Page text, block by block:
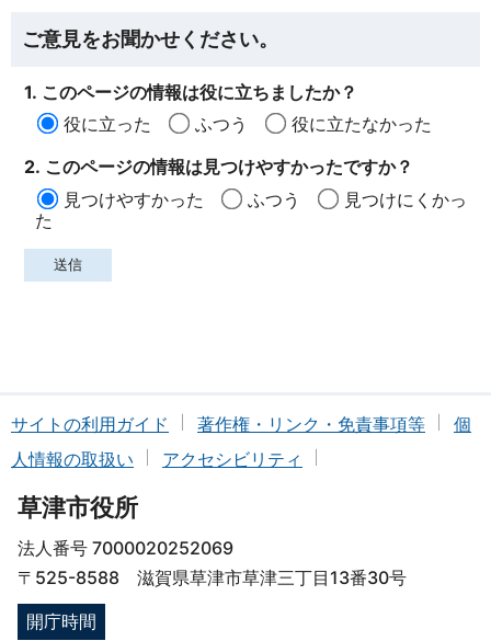
ご意見をお聞かせください。
1. このページの情報は役に立ちましたか？
役に立った
ふつう
役に立たなかった
2. このページの情報は見つけやすかったですか？
見つけやすかった
ふつう
見つけにくかっ
た
サイトの利用ガイド 著作権・リンク・免責事項等
個
人情報の取扱い
アクセシビリティ
草津市役所
法人番号 7000020252069
〒525-8588 滋賀県草津市草津三丁目13番30号
開庁時間